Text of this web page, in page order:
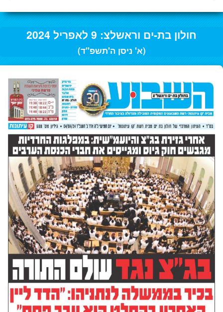
חולון בת-ים וראשלצ: 9 לאפריל 2024
(א' ניסן ה'תשפ"ד)